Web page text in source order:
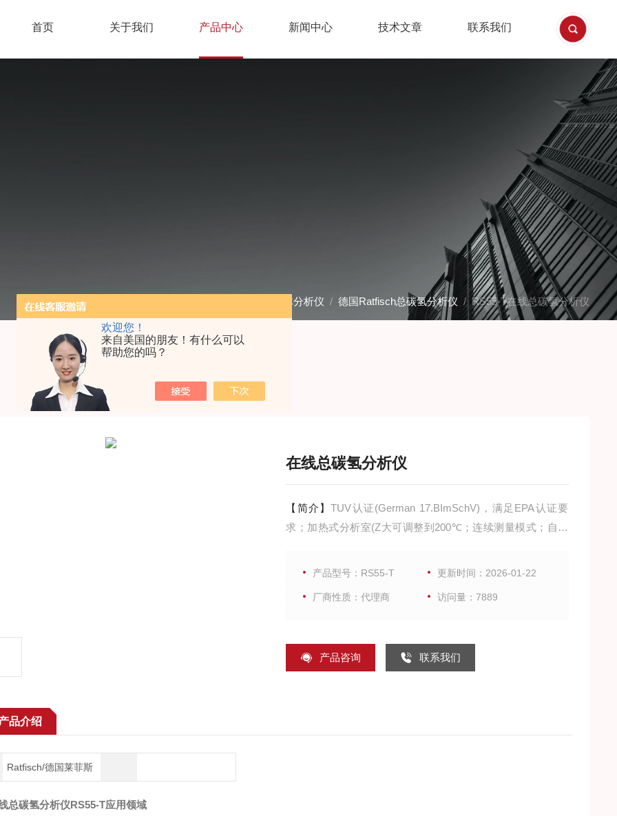
欢迎您！
来自美国的朋友！有什么可以
帮助您的吗？
首页 关于我们 产品中心 新闻中心 技术文章 联系我们
过程气体分析仪 / 德国Ratfisch总碳氢分析仪 / RS55-T在线总碳氢分析仪
在线总碳氢分析仪
【简介】TUV认证(German 17.BImSchV)，满足EPA认证要
求；加热式分析室(Z大可调整到200℃；连续测量模式；自动
力(温度、压力、火焰)；可选自动标定；可选加热取样管线；
数据采集软件；可添加采样通道。
产品型号：RS55-T 更新时间：2026-01-22
厂商性质：代理商 访问量：7889
产品咨询 联系我们
品介绍
Ratfisch/德国莱菲斯
总碳氢分析仪RS55-T应用领域